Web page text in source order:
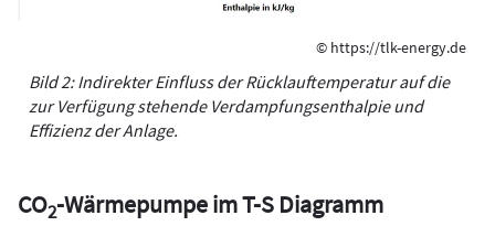
© https://tlk-energy.de
Bild 2: Indirekter Einfluss der Rücklauftemperatur auf die
zur Verfügung stehende Verdampfungsenthalpie und
Effizienz der Anlage.
CO2-Wärmepumpe im T-S Diagramm